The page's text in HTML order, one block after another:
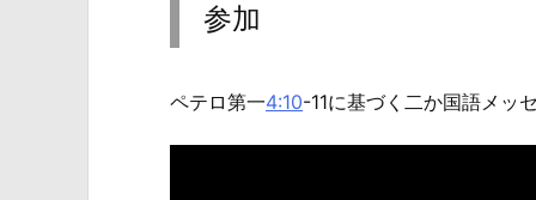
参加
ペテロ第一4:10​-11に基づく二か国語メッ